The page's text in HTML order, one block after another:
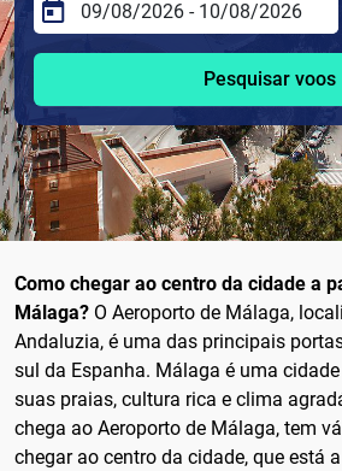
Pesquisar voos
Como chegar ao centro da cidade a
Málaga? O Aeroporto de Málaga,
Andaluzia, é uma das principais
sul da Espanha. Málaga é uma
suas praias, cultura rica e clima
chega ao Aeroporto de Málaga, tem
chegar ao centro da cidade, que está